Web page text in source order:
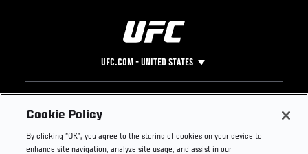
UFC.COM - UNITED STATES
Footer
UFC
UFC Foundation
Instagram
Press
Cookie Policy
By clicking “OK”, you agree to the storing of cookies on your device to
enhance site navigation, analyze site usage, and assist in our